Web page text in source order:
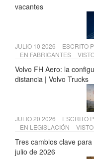
vacantes
JULIO 10 2026 ESCRITO
EN FABRICANTES
Volvo FH Aero: la
distancia | Volvo Trucks
JULIO 20 2026 ESCRITO
EN LEGISLACIÓN
Tres cambios clave
julio de 2026